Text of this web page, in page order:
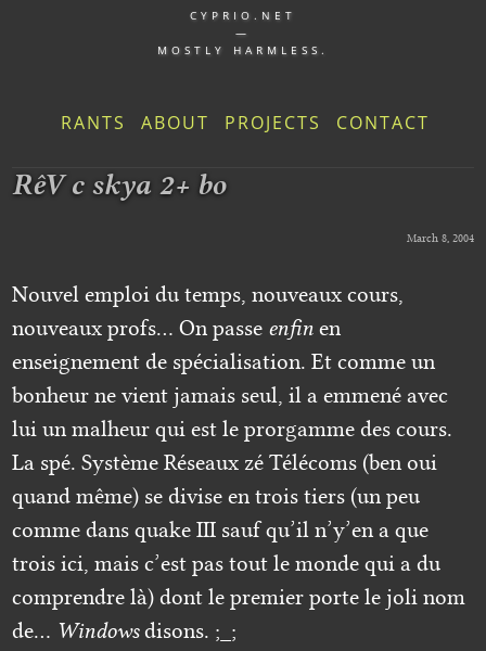
CYPRIO.NET
—
MOSTLY HARMLESS.
RANTS ABOUT PROJECTS CONTACT
RêV c skya 2+ bo
March 8, 2004
Nouvel emploi du temps, nouveaux cours,
nouveaux profs… On passe enfin en
enseignement de spécialisation. Et comme un
bonheur ne vient jamais seul, il a emmené avec
lui un malheur qui est le prorgamme des cours.
La spé. Système Réseaux zé Télécoms (ben oui
quand même) se divise en trois tiers (un peu
comme dans quake III sauf qu’il n’y’en a que
trois ici, mais c’est pas tout le monde qui a du
comprendre là) dont le premier porte le joli nom
de… Windowsdisons. ;_;